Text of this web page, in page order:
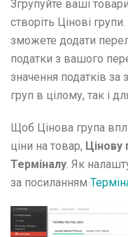
Інструкція з
Інструкція з
інших вендингових
Інструкція з
Інструкція з
Інструкція з
ціноутворення
Програми, інтеграція
Матеріали та
Часті питання
Глосарій
Матеріали для
Згрупуйте ваші
створіть Цінові
зможете додати
податки з вашого
значення податків
груп в цілому, так і
Щоб Цінова група
ціни на товар, Цінову
Терміналу. Як
за посиланням